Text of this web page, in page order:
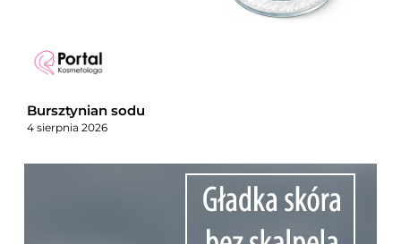
Bursztynian sodu
4 sierpnia 2026